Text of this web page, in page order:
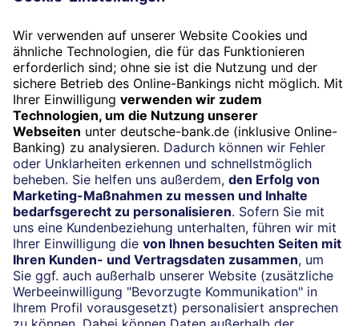
weder Haftung noch Garantie. Vorliegender Inhalt und
Haftungsausschluss kann jederzeit ohne vorherige Ankündigung
geändert werden.
Datenquelle: FWW Fundservices GmbH.Alle Angaben ohne
Gewähr. Bitte beachten Sie den Haftungsausschluss
unter:https://www.fww.de/disclaimer
Weitere Eigentumsrechte an Inhalten